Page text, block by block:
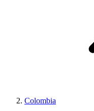
Colombia